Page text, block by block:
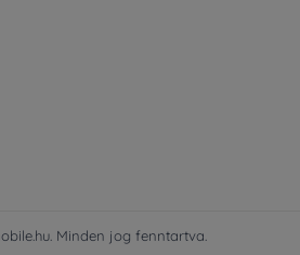
Minden jog fenntartva.